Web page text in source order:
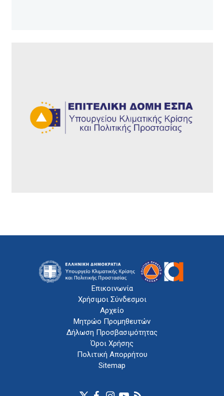
Επικοινωνία
Χρήσιμοι Σύνδεσμοι
Αρχείο
Μητρώο Προμηθευτών
Δήλωση Προσβασιμότητας
Όροι Χρήσης
Πολιτική Απορρήτου
Sitemap